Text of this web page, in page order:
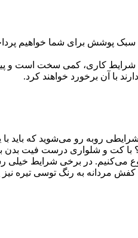
سبک پوشش برای شما خواهیم
شرایط کاری، کمی سخت است و
با آن برخورد خواهند کرد.
روبه رو می‌شوید که باید با
با کت و شلواری درست فیت بدن
در برخی شرایط خیلی
مردانه به رنگ توسی تیره